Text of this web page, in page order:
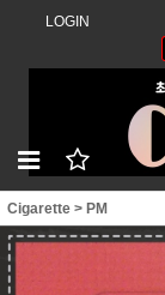
LOGIN
Cigarette > PM